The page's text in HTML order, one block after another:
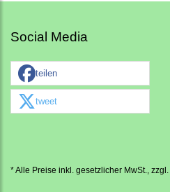
Social Media
teilen
tweet
* Alle Preise inkl. gesetzlicher MwSt., zzgl.